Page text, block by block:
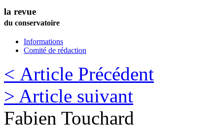
la revue
du conservatoire
Informations
Comité de rédaction
< Article Précédent
> Article suivant
Fabien Touchard